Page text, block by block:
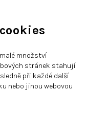
množství
stránek stahují
při každé další
nebo jinou webovou